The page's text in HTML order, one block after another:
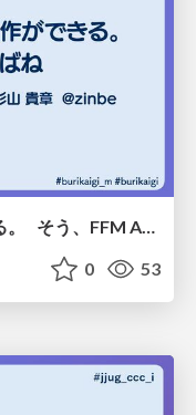
Javaでも快適に電子工作ができる。 そう、FFM APIを使えばね
0 53